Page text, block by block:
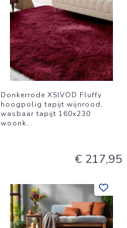
Donkerrode XSIVOD Fluffy
hoogpolig tapijt wijnrood,
wasbaar tapijt 160x230
woonk...
€ 217,95